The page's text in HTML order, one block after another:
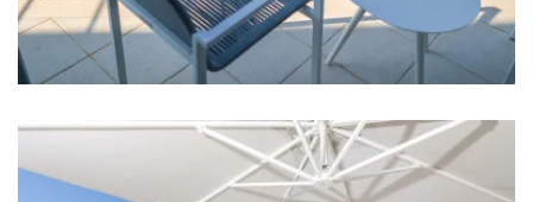
Kupaonica 3: en suite, umivaonik, wc, tuš
Kupaonica 4: en suite, umivaonik, wc, tuš
Kupaonica 5: en suite, umivaonik, wc, tuš